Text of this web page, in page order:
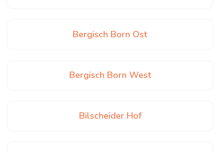
Bergisch Born Ost
Bergisch Born West
Bilscheider Hof